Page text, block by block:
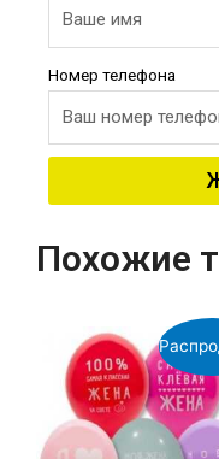
Номер телефона
Похожие